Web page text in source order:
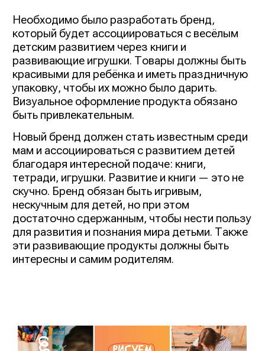
Необходимо было разработать бренд,
который будет ассоциироваться с весёлым
детским развитием через книги и
развивающие игрушки. Товары должны быть
красивыми для ребёнка и иметь праздничную
упаковку, чтобы их можно было дарить.
Визуальное оформление продукта обязано
быть привлекательным.
Новый бренд должен стать известным среди
мам и ассоциироваться с развитием детей
благодаря интересной подаче: книги,
тетради, игрушки. Развитие и книги — это не
скучно. Бренд обязан быть игривым,
нескучным для детей, но при этом
достаточно сдержанным, чтобы нести пользу
для развития и познания мира детьми. Также
эти развивающие продукты должны быть
интересны и самим родителям.